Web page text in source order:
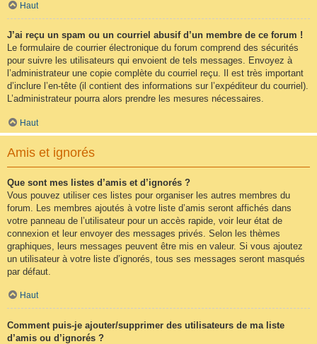
Haut
J’ai reçu un spam ou un courriel abusif d’un membre de ce forum !
Le formulaire de courrier électronique du forum comprend des sécurités
pour suivre les utilisateurs qui envoient de tels messages. Envoyez à
l’administrateur une copie complète du courriel reçu. Il est très important
d’inclure l’en-tête (il contient des informations sur l’expéditeur du courriel).
L’administrateur pourra alors prendre les mesures nécessaires.
Haut
Amis et ignorés
Que sont mes listes d’amis et d’ignorés ?
Vous pouvez utiliser ces listes pour organiser les autres membres du
forum. Les membres ajoutés à votre liste d’amis seront affichés dans
votre panneau de l’utilisateur pour un accès rapide, voir leur état de
connexion et leur envoyer des messages privés. Selon les thèmes
graphiques, leurs messages peuvent être mis en valeur. Si vous ajoutez
un utilisateur à votre liste d’ignorés, tous ses messages seront masqués
par défaut.
Haut
Comment puis-je ajouter/supprimer des utilisateurs de ma liste
d’amis ou d’ignorés ?